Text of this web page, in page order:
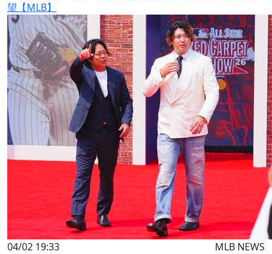
望【MLB】
04/02 19:33
MLB NEWS